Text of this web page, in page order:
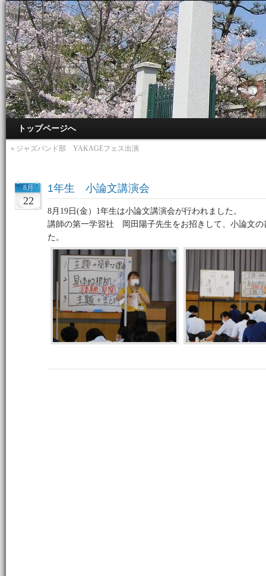
トップページへ
« ジャズバンド部 YAKAGEフェス出演
8月
22
1年生 小論文講演会
8月19日(金）1年生は小論文講演会が行われました。
講師の第一学習社 岡田陽子先生をお招きして、小論文
た。